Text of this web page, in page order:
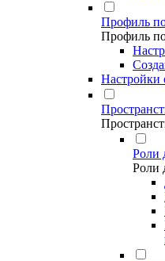
Профиль
Профиль
Настройки
Роли
Роли